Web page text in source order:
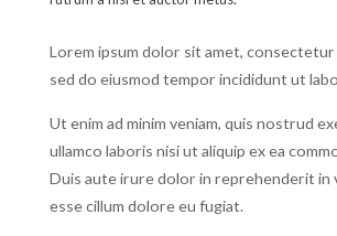
Lorem ipsum dolor sit amet, consectetur
sed do eiusmod tempor incididunt ut
Ut enim ad minim veniam, quis nostrud
ullamco laboris nisi ut aliquip ex ea
Duis aute irure dolor in reprehenderit in
esse cillum dolore eu fugiat.